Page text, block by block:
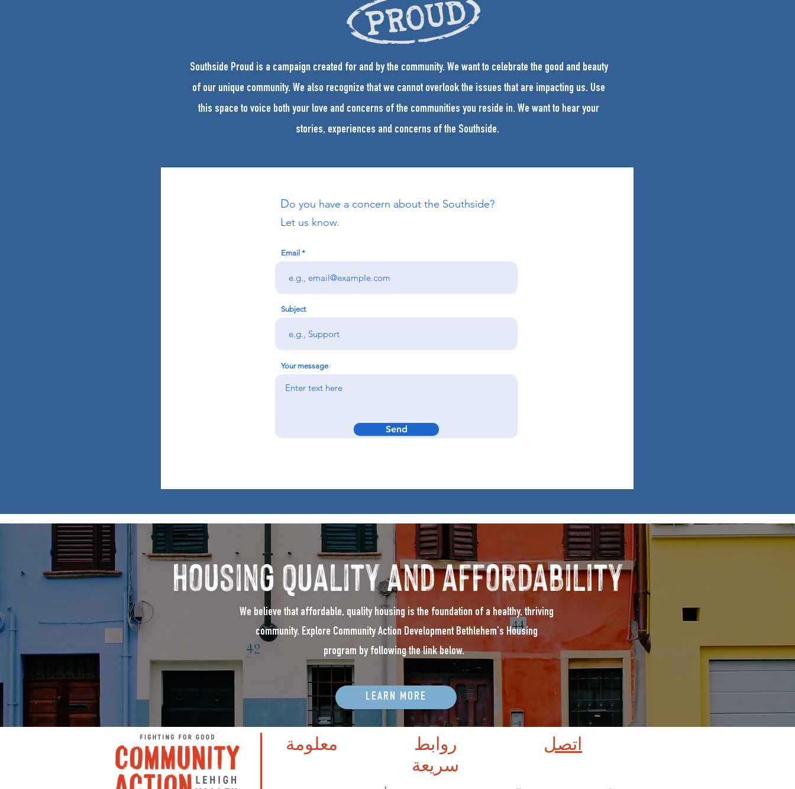
Southside Proud is a campaign created for and by the community. We want to celebrate the good and beauty
of our unique community. We also recognize that we cannot overlook the issues that are impacting us. Use
this space to voice both your love and concerns of the communities you reside in. We want to hear your
stories, experiences and concerns of the Southside.
Do you have a concern about the Southside?
Let us know.
Email
Subject
Your message
Send
housing quality and affordability
We believe that affordable, quality housing is the foundation of a healthy, thriving
community. Explore Community Action Development Bethlehem's Housing
program by following the link below.
LEARN MORE
معلومة
روابط
سريعة
اتصل